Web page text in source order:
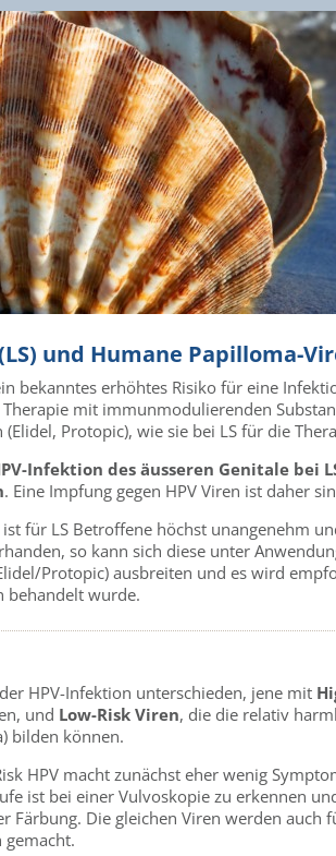
und Humane Papilloma-
bekanntes erhöhtes Risiko für eine
mit immunmodulierenden
Protopic), wie sie bei LS für die
Infektion des äusseren Genitale bei
. Eine Impfung gegen HPV Viren ist daher
ist für LS Betroffene höchst unangenehm
so kann sich diese unter
Protopic) ausbreiten und es wird
behandelt wurde.
HPV-Infektion unterschieden, jene mit
und Low-Risk Viren, die die relativ
bilden können.
HPV macht zunächst eher wenig
ist bei einer Vulvoskopie zu erkennen
Färbung. Die gleichen Viren werden